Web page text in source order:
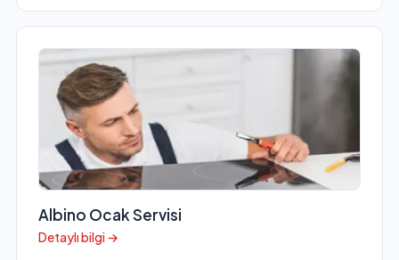
Albino Ocak Servisi
Detaylı bilgi →